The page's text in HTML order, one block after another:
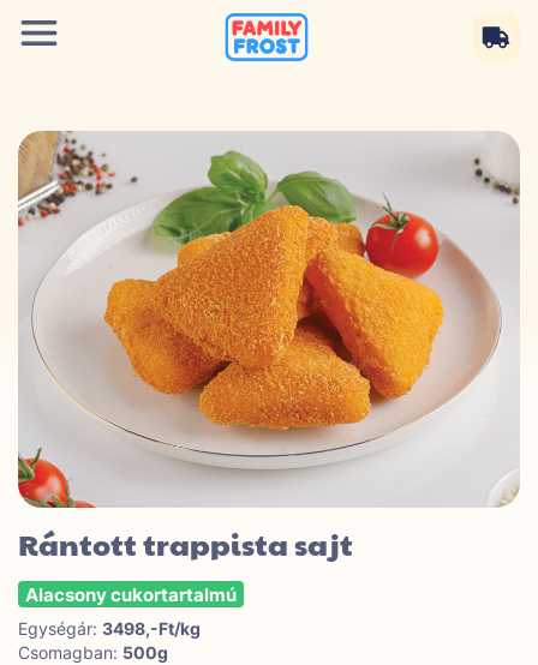
Rántott trappista sajt
Alacsony cukortartalmú
Egységár: 3498,-Ft/kg
Csomagban: 500g